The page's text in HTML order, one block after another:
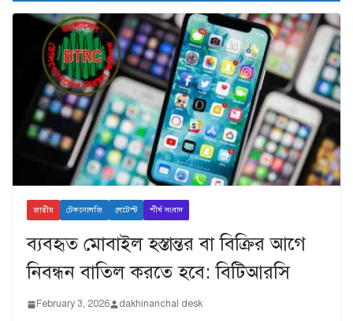
জাতীয় টেকনোলজি লেটেস্ট শীর্ষ সংবাদ
ব্যবহৃত মোবাইল হস্তান্তর বা বিক্রির আগে
নিবন্ধন বাতিল করতে হবে: বিটিআরসি
February 3, 2026 dakhinanchal desk